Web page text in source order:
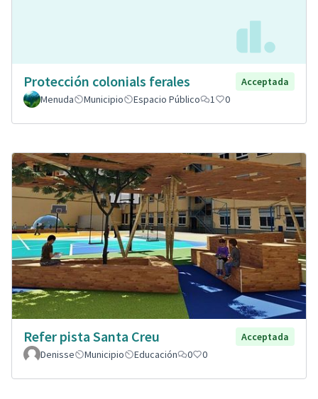
Protección colonials ferales
Acceptada
Menuda
Municipio Espacio Público 1 0
Refer pista Santa Creu
Acceptada
Denisse
Municipio Educación 0 0